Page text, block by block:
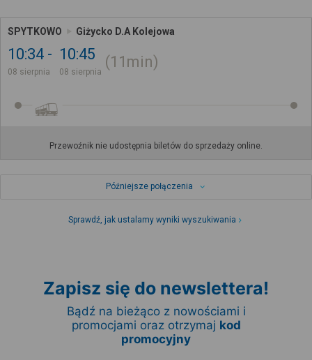
SPYTKOWO Giżycko D.A Kolejowa
10:34
08 sierpnia
10:45
08 sierpnia
11min
Przewoźnik nie udostępnia biletów do sprzedaży online.
Późniejsze połączenia
Sprawdź, jak ustalamy wyniki wyszukiwania
Zapisz się do newslettera!
Bądź na bieżąco z nowościami i
promocjami oraz otrzymaj kod
promocyjny